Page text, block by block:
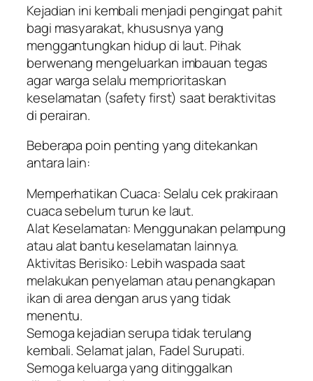
Kejadian ini kembali menjadi pengingat pahit
bagi masyarakat, khususnya yang
menggantungkan hidup di laut. Pihak
berwenang mengeluarkan imbauan tegas
agar warga selalu memprioritaskan
keselamatan (safety first) saat beraktivitas
di perairan.
Beberapa poin penting yang ditekankan
antara lain:
Memperhatikan Cuaca: Selalu cek prakiraan
cuaca sebelum turun ke laut.
Alat Keselamatan: Menggunakan pelampung
atau alat bantu keselamatan lainnya.
Aktivitas Berisiko: Lebih waspada saat
melakukan penyelaman atau penangkapan
ikan di area dengan arus yang tidak
menentu.
Semoga kejadian serupa tidak terulang
kembali. Selamat jalan, Fadel Surupati.
Semoga keluarga yang ditinggalkan